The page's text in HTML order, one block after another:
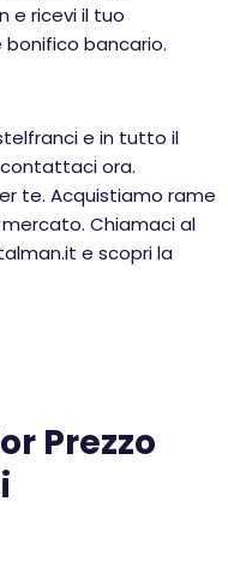
e ricevi il tuo
bancario.
e in tutto il
ora.
te. Acquistiamo rame
Chiamaci al
e scopri la
Prezzo